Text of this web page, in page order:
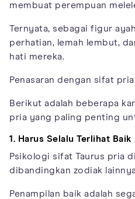
membuat perempuan
Ternyata, sebagai figur
perhatian, lemah lembut,
hati mereka.
Penasaran dengan sifat
Berikut adalah beberapa
pria yang paling penting
1. Harus Selalu Terlihat Baik
Psikologi sifat Taurus pria
dibandingkan zodiak
Penampilan baik adalah